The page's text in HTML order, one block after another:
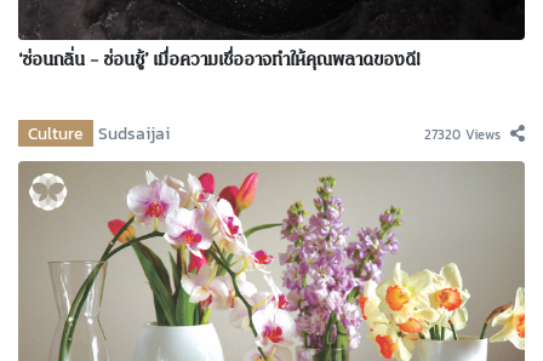
‘ซ่อนกลิ่น – ซ่อนชู้’ เมื่อความเชื่ออาจทำให้คุณพลาดของดี!
Culture Sudsaijai 27320 Views